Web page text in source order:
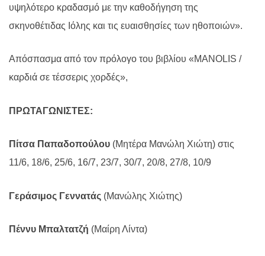
υψηλότερο κραδασμό με την καθοδήγηση της
σκηνοθέτιδας Ιόλης και τις ευαισθησίες των ηθοποιών».
Απόσπασμα από τον πρόλογο του βιβλίου «MANOLIS /
καρδιά σε τέσσερις χορδές»,
ΠΡΩΤΑΓΩΝΙΣΤΕΣ:
Πίτσα Παπαδοπούλου (Μητέρα Μανώλη Χιώτη) στις
11/6, 18/6, 25/6, 16/7, 23/7, 30/7, 20/8, 27/8, 10/9
Γεράσιμος Γεννατάς (Μανώλης Χιώτης)
Πέννυ Μπαλτατζή (Μαίρη Λίντα)